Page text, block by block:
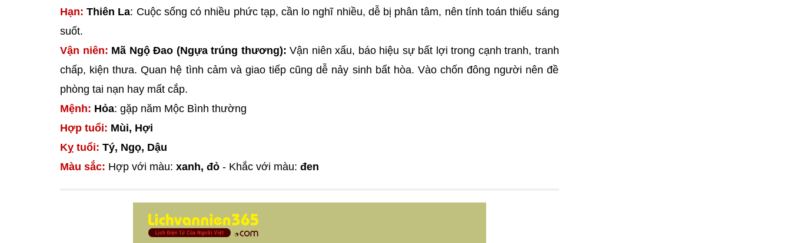
Hạn: Thiên La: Cuộc sống có nhiều phức tạp, cần lo nghĩ nhiều, dễ bị phân tâm, nên tính toán thiếu sáng
suốt.
Vận niên: Mã Ngộ Đao (Ngựa trúng thương): Vận niên xấu, báo hiệu sự bất lợi trong cạnh tranh, tranh
chấp, kiện thưa. Quan hệ tình cảm và giao tiếp cũng dễ nảy sinh bất hòa. Vào chốn đông người nên đề
phòng tai nạn hay mất cắp.
Mệnh: Hỏa: gặp năm Mộc Bình thường
Hợp tuổi: Mùi, Hợi
Kỵ tuổi: Tý, Ngọ, Dậu
Màu sắc: Hợp với màu: xanh, đỏ - Khắc với màu: đen